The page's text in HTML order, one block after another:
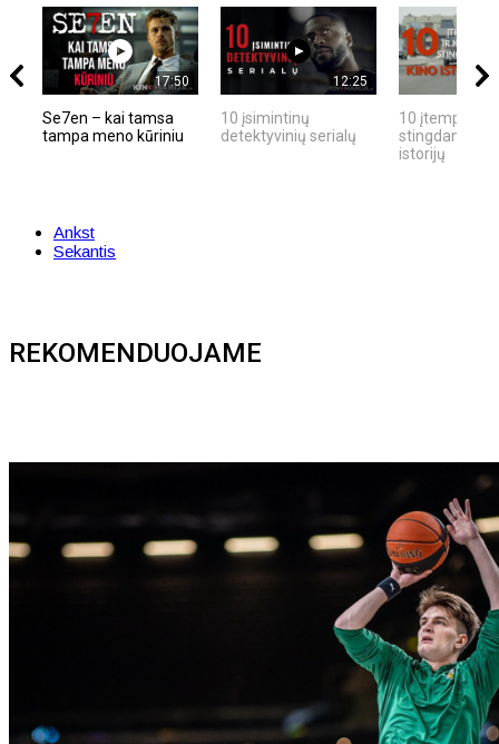
17:50
Se7en – kai tamsa
tampa meno kūriniu
12:25
10 įsimintinų
detektyvinių serialų
10 įtemptų,
stingdančių
istorijų
Ankst
Sekantis
REKOMENDUOJAME